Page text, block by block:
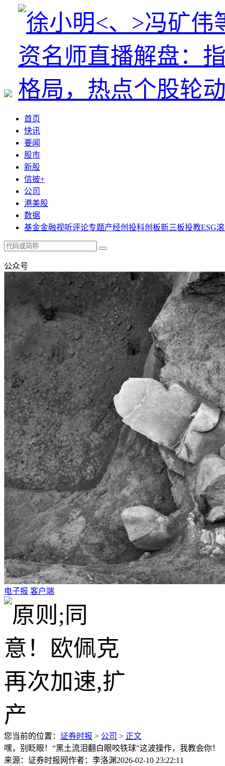
首页
快讯
要闻
股市
新股
信披+
公司
港美股
数据
基金金融视听评论专题产经创投科创板新三板投教ESG
公众号
电子报 客户端
您当前的位置： 证券时报 > 公司 > 正文
嘿，别眨眼！“黑土流泪翻白眼咬铁球”这波操作，我教会你！
来源：证券时报网作者：李洛渊2026-02-10 23:22:11